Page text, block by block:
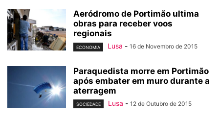
Aeródromo de Portimão ultima
obras para receber voos
regionais
ECONOMIA Lusa - 16 de Novembro de 2015
Paraquedista morre em Portimão
após embater em muro durante a
aterragem
SOCIEDADE Lusa - 12 de Outubro de 2015